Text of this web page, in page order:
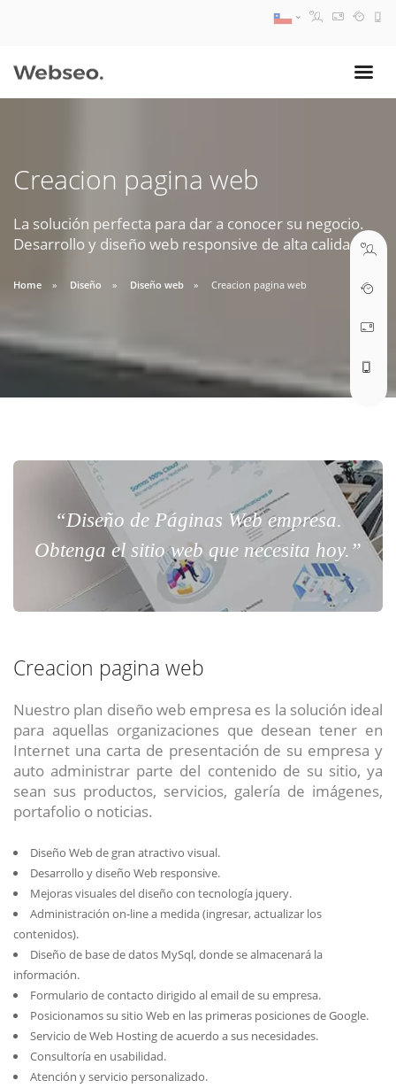
Creacion pagina web
La solución perfecta para dar a conocer su negocio.
Desarrollo y diseño web responsive de alta calidad.
Home Diseño Diseño web Creacion pagina web
“Diseño de Páginas Web empresa.
Obtenga el sitio web que necesita hoy.”
Creacion pagina web
Nuestro plan diseño web empresa es la solución ideal
para aquellas organizaciones que desean tener en
Internet una carta de presentación de su empresa y
auto administrar parte del contenido de su sitio, ya
sean sus productos, servicios, galería de imágenes,
portafolio o noticias.
Diseño Web de gran atractivo visual.
Desarrollo y diseño Web responsive.
Mejoras visuales del diseño con tecnología jquery.
Administración on-line a medida (ingresar, actualizar los
contenidos).
Diseño de base de datos MySql, donde se almacenará la
información.
Formulario de contacto dirigido al email de su empresa.
Posicionamos su sitio Web en las primeras posiciones de Google.
Servicio de Web Hosting de acuerdo a sus necesidades.
Consultoría en usabilidad.
Atención y servicio personalizado.
09:30 AM A 18:30 PM
soporte@webseo.cl